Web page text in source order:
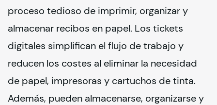
proceso tedioso de imprimir, organizar y
almacenar recibos en papel. Los tickets
digitales simplifican el flujo de trabajo y
reducen los costes al eliminar la necesidad
de papel, impresoras y cartuchos de tinta.
Además, pueden almacenarse, organizarse y